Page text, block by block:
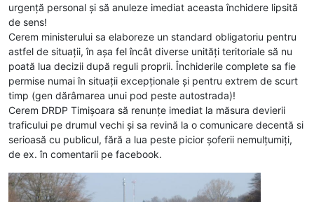
urgență personal şi să anuleze imediat aceasta închidere lipsită
de sens!
Cerem ministerului sa elaboreze un standard obligatoriu pentru
astfel de situaţii, în așa fel încât diverse unităţi teritoriale să nu
poată lua decizii după reguli proprii. Închiderile complete sa fie
permise numai în situaţii excepţionale şi pentru extrem de scurt
timp (gen dărâmarea unui pod peste autostrada)!
Cerem DRDP Timişoara să renunţe imediat la măsura devierii
traficului pe drumul vechi şi sa revină la o comunicare decentă si
serioasă cu publicul, fără a lua peste picior şoferii nemulţumiţi,
de ex. în comentarii pe facebook.